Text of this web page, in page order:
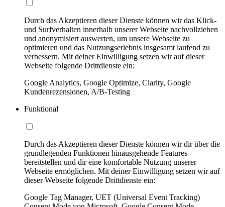
Durch das Akzeptieren dieser Dienste können wir das Klick-
und Surfverhalten innerhalb unserer Webseite nachvollziehen
und anonymisiert auswerten, um unsere Webseite zu
optimieren und das Nutzungserlebnis insgesamt laufend zu
verbessern. Mit deiner Einwilligung setzen wir auf dieser
Webseite folgende Drittdienste ein:
Google Analytics, Google Optimize, Clarity, Google
Kundenrezensionen, A/B-Testing
Funktional
Durch das Akzeptieren dieser Dienste können wir dir über die
grundlegenden Funktionen hinausgehende Features
bereitstellen und dir eine komfortable Nutzung unserer
Webseite ermöglichen. Mit deiner Einwilligung setzen wir auf
dieser Webseite folgende Drittdienste ein:
Google Tag Manager, UET (Universal Event Tracking)